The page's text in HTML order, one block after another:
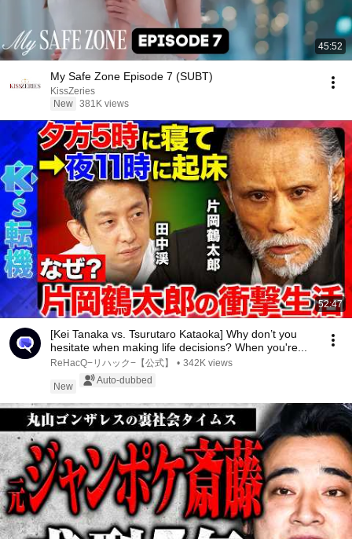
45:52
My Safe Zone Episode 7 (SUBT)
KissZeries
New 381K views
52:47
[Kei Tanaka vs. Tsurutaro Kataoka] Why don’t you
hesitate when making life decisions? When you're...
ReHacQ−リハック−【公式】 • 342K views
New
Auto-dubbed